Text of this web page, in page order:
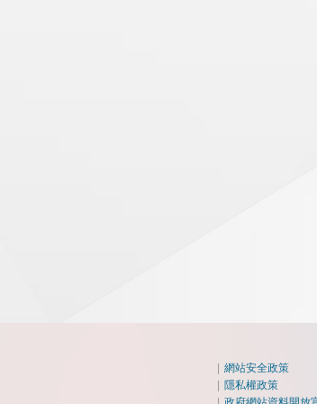
|網站安全政策
|隱私權政策